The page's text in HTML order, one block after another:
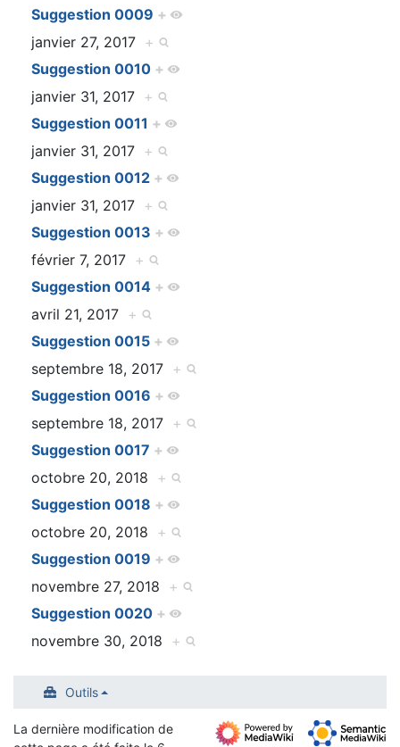
Suggestion 0009 +
janvier 27, 2017 +
Suggestion 0010 +
janvier 31, 2017 +
Suggestion 0011 +
janvier 31, 2017 +
Suggestion 0012 +
janvier 31, 2017 +
Suggestion 0013 +
février 7, 2017 +
Suggestion 0014 +
avril 21, 2017 +
Suggestion 0015 +
septembre 18, 2017 +
Suggestion 0016 +
septembre 18, 2017 +
Suggestion 0017 +
octobre 20, 2018 +
Suggestion 0018 +
octobre 20, 2018 +
Suggestion 0019 +
novembre 27, 2018 +
Suggestion 0020 +
novembre 30, 2018 +
Outils
La dernière modification de